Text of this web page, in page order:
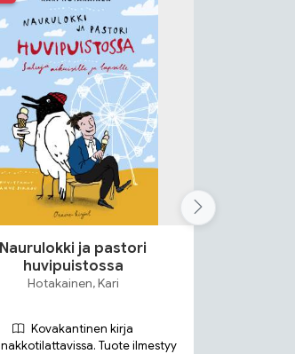
Naurulokki ja pastori
huvipuistossa
Hotakainen, Kari
Kovakantinen kirja
Tuote ilmestyy